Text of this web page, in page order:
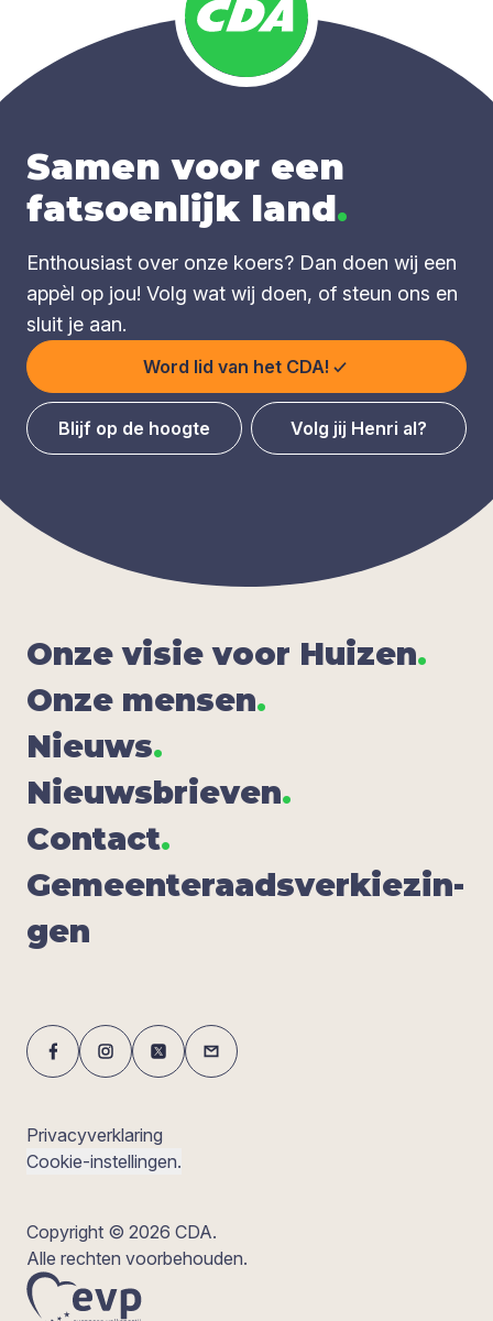
Samen voor een
fatsoenlijk land.
Enthousiast over onze koers? Dan doen wij een
appèl op jou! Volg wat wij doen, of steun ons en
sluit je aan.
Word lid van het CDA!
Blijf op de hoogte Volg jij Henri al?
Onze visie voor Hui­zen.
Onze men­sen.
Nieuws.
Nieuws­brie­ven.
Con­tact.
Gemeen­te­raads­ver­kie­zin­
gen
Privacyverklaring
Cookie-instellingen.
Copyright © 2026 CDA.
Alle rechten voorbehouden.